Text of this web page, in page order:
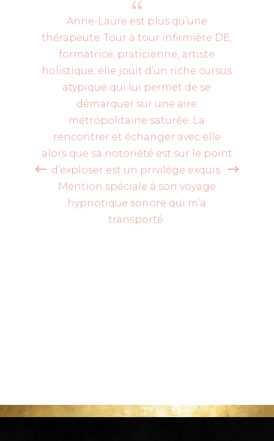
{
Anne-Laure est plus qu’une
thérapeute. Tour à tour infirmière DE,
formatrice, praticienne, artiste
holistique, elle jouit d’un riche cursus
atypique qui lui permet de se
démarquer sur une aire
métropolitaine saturée. La
rencontrer et échanger avec elle
alors que sa notoriété est sur le point
d’exploser est un privilège exquis.
Mention spéciale à son voyage
hypnotique sonore qui m’a
transporté.